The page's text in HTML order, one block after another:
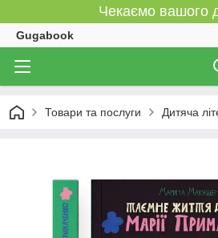
Чекаємо вашого
Gugabook
Товари та послуги Дитяча